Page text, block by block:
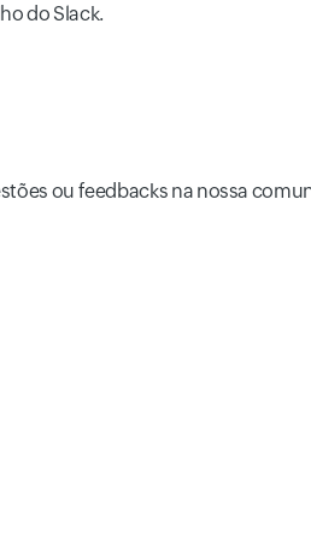
do Slack.
ou feedbacks na nossa